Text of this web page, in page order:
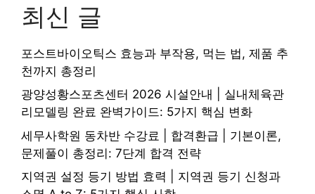
최신 글
포스트바이오틱스 효능과 부작용, 먹는 법, 제품 추
천까지 총정리
광양성황스포츠센터 2026 시설안내 | 실내체육관
리모델링 완료 완벽가이드: 5가지 핵심 변화
세무사학원 동차반 수강료 | 합격환급 | 기본이론,
문제풀이 총정리: 7단계 합격 전략
지역권 설정 등기 방법 효력 | 지역권 등기 신청과